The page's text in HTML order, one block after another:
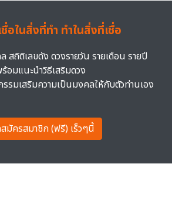
อในสิ่งที่ทำ ทำในสิ่งที่เชื่อ
สถิติเลขดัง ดวงรายวัน รายเดือน รายปี
อมแนะนำวิธีเสริมดวง
รมเสริมความเป็นมงคลให้กับตัวท่านเอง
สมัครสมาชิก (ฟรี) เร็วๆนี้